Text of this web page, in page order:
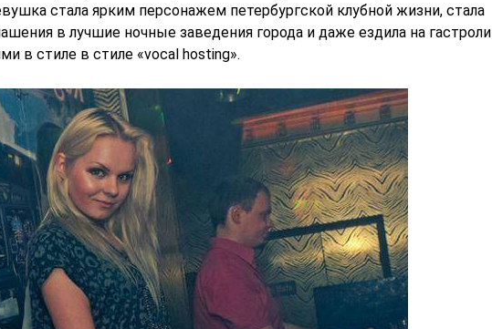
стала ярким персонажем петербургской клубной жизни, стала
в лучшие ночные заведения города и даже ездила на гастроли
в стиле в стиле «vocal hosting».